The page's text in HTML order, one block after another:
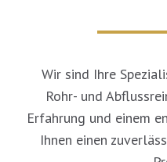
Wir sind Ihre
Rohr- und
Erfahrung und einem
Ihnen einen